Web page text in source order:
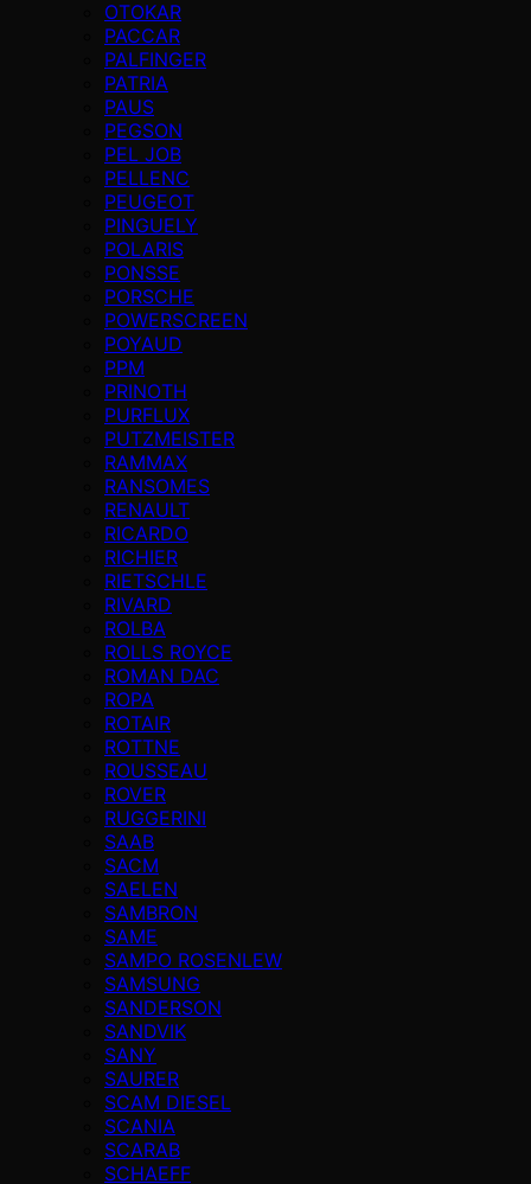
OTOKAR
PACCAR
PALFINGER
PATRIA
PAUS
PEGSON
PEL JOB
PELLENC
PEUGEOT
PINGUELY
POLARIS
PONSSE
PORSCHE
POWERSCREEN
POYAUD
PPM
PRINOTH
PURFLUX
PUTZMEISTER
RAMMAX
RANSOMES
RENAULT
RICARDO
RICHIER
RIETSCHLE
RIVARD
ROLBA
ROLLS ROYCE
ROMAN DAC
ROPA
ROTAIR
ROTTNE
ROUSSEAU
ROVER
RUGGERINI
SAAB
SACM
SAELEN
SAMBRON
SAME
SAMPO ROSENLEW
SAMSUNG
SANDERSON
SANDVIK
SANY
SAURER
SCAM DIESEL
SCANIA
SCARAB
SCHAEFF